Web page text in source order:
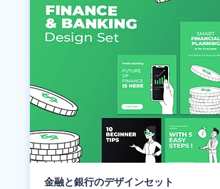
金融と銀行のデザインセット